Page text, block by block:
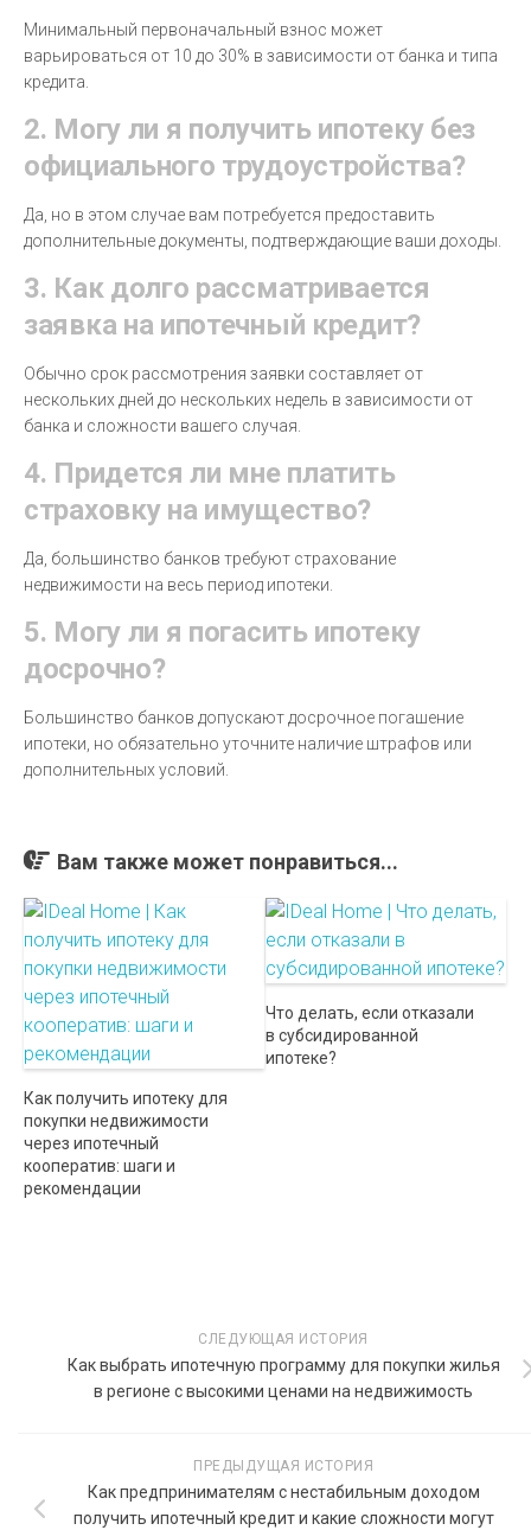
Минимальный первоначальный взнос может
варьироваться от 10 до 30% в зависимости от банка и типа
кредита.
2. Могу ли я получить ипотеку без
официального трудоустройства?
Да, но в этом случае вам потребуется предоставить
дополнительные документы, подтверждающие ваши доходы.
3. Как долго рассматривается
заявка на ипотечный кредит?
Обычно срок рассмотрения заявки составляет от
нескольких дней до нескольких недель в зависимости от
банка и сложности вашего случая.
4. Придется ли мне платить
страховку на имущество?
Да, большинство банков требуют страхование
недвижимости на весь период ипотеки.
5. Могу ли я погасить ипотеку
досрочно?
Большинство банков допускают досрочное погашение
ипотеки, но обязательно уточните наличие штрафов или
дополнительных условий.
Вам также может понравиться...
Как получить ипотеку для
покупки недвижимости
через ипотечный
кооператив: шаги и
рекомендации
Что делать, если отказали
в субсидированной
ипотеке?
СЛЕДУЮЩАЯ ИСТОРИЯ
Как выбрать ипотечную программу для покупки жилья
в регионе с высокими ценами на недвижимость
ПРЕДЫДУЩАЯ ИСТОРИЯ
Как предпринимателям с нестабильным доходом
получить ипотечный кредит и какие сложности могут